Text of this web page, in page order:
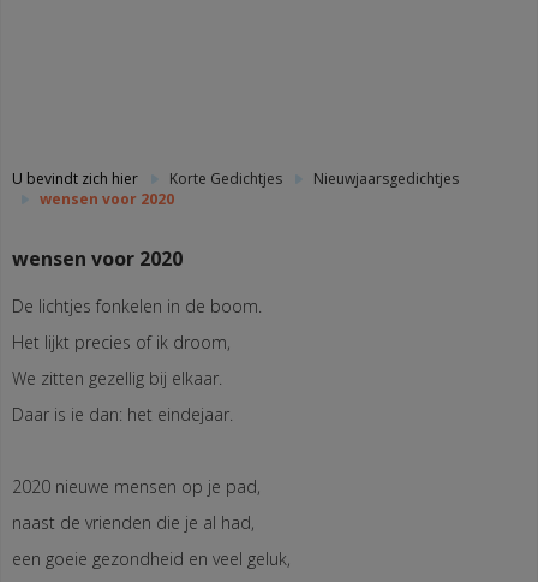
U bevindt zich hier Korte Gedichtjes
Nieuwjaarsgedichtjes
wensen voor 2020
wensen voor 2020
De lichtjes fonkelen in de boom.
Het lijkt precies of ik droom,
We zitten gezellig bij elkaar.
Daar is ie dan: het eindejaar.
2020 nieuwe mensen op je pad,
naast de vrienden die je al had,
een goeie gezondheid en veel geluk,